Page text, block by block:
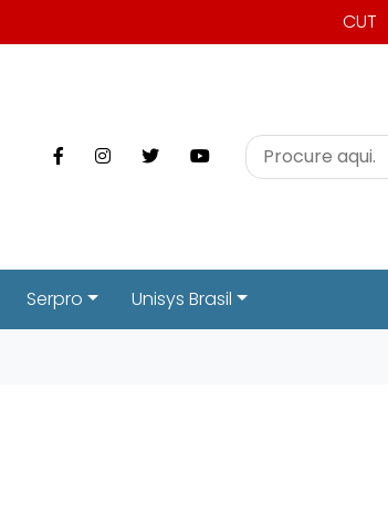
CUT
Serpro Unisys Brasil